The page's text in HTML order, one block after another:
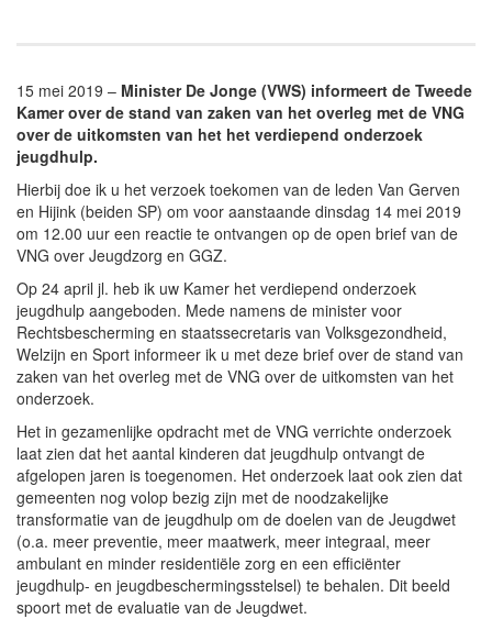
15 mei 2019 – Minister De Jonge (VWS) informeert de Tweede
Kamer over de stand van zaken van het overleg met de VNG
over de uitkomsten van het het verdiepend onderzoek
jeugdhulp.
Hierbij doe ik u het verzoek toekomen van de leden Van Gerven
en Hijink (beiden SP) om voor aanstaande dinsdag 14 mei 2019
om 12.00 uur een reactie te ontvangen op de open brief van de
VNG over Jeugdzorg en GGZ.
Op 24 april jl. heb ik uw Kamer het verdiepend onderzoek
jeugdhulp aangeboden. Mede namens de minister voor
Rechtsbescherming en staatssecretaris van Volksgezondheid,
Welzijn en Sport informeer ik u met deze brief over de stand van
zaken van het overleg met de VNG over de uitkomsten van het
onderzoek.
Het in gezamenlijke opdracht met de VNG verrichte onderzoek
laat zien dat het aantal kinderen dat jeugdhulp ontvangt de
afgelopen jaren is toegenomen. Het onderzoek laat ook zien dat
gemeenten nog volop bezig zijn met de noodzakelijke
transformatie van de jeugdhulp om de doelen van de Jeugdwet
(o.a. meer preventie, meer maatwerk, meer integraal, meer
ambulant en minder residentiële zorg en een efficiënter
jeugdhulp- en jeugdbeschermingsstelsel) te behalen. Dit beeld
spoort met de evaluatie van de Jeugdwet.